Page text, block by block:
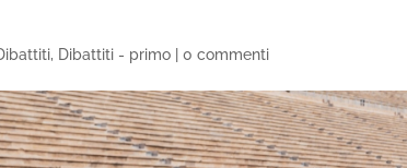
, Dibattiti - primo |0 commenti